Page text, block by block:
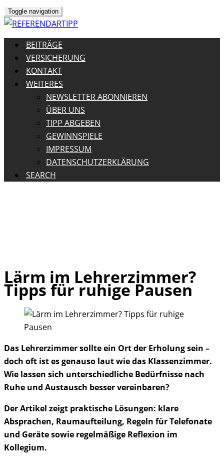
Toggle navigation
BEITRÄGE
VERSICHERUNG
KONTAKT
WEITERES
NEWSLETTER ABONNIEREN
ÜBER UNS
TIPP ABGEBEN
GEWINNSPIELE
IMPRESSUM
DATENSCHUTZERKLÄRUNG
SEARCH
Skip
to
content
Lärm im Lehrerzimmer?
Tipps für ruhige Pausen
Das Lehrerzimmer sollte ein Ort der Erholung sein –
doch oft ist es genauso laut wie das Klassenzimmer.
Wie lassen sich unterschiedliche Bedürfnisse nach
Ruhe und Austausch besser vereinbaren?
Der Artikel zeigt praktische Lösungen: klare
Absprachen, Raumaufteilung, Regeln für Telefonate
und Geräte sowie regelmäßige Reflexion im
Kollegium.